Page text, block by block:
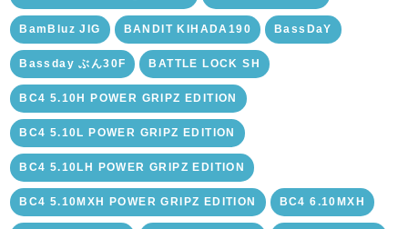
BamBluz JIG BANDIT KIHADA190 BassDaY
Bassday ぶん30F BATTLE LOCK SH
BC4 5.10H POWER GRIPZ EDITION
BC4 5.10L POWER GRIPZ EDITION
BC4 5.10LH POWER GRIPZ EDITION
BC4 5.10MXH POWER GRIPZ EDITION BC4 6.10MXH